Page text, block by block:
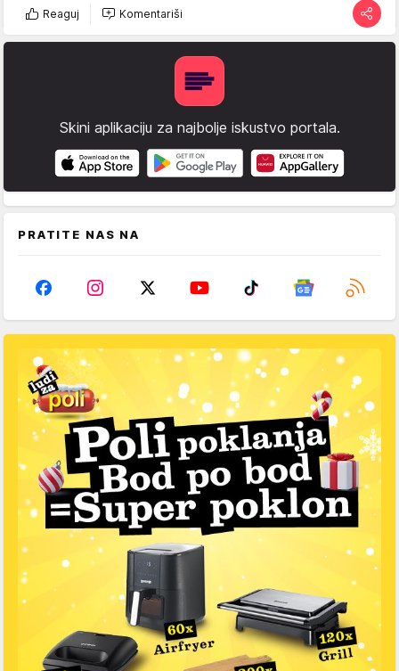
Reaguj Komentariši
Skini aplikaciju za najbolje iskustvo portala.
PRATITE NAS NA